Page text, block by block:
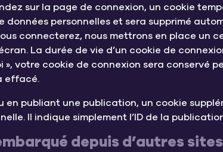
sur la page de connexion, un cookie
données personnelles et sera supprimé
connecterez, nous mettrons en place un
La durée de vie d’un cookie de
», votre cookie de connexion sera conservé
effacé.
en publiant une publication, un cookie
Il indique simplement l’ID de la
depuis d’autres sites